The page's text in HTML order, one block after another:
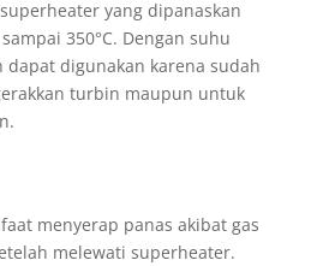
yang dipanaskan
350°C. Dengan suhu
digunakan karena sudah
turbin maupun untuk
menyerap panas akibat gas
melewati superheater.